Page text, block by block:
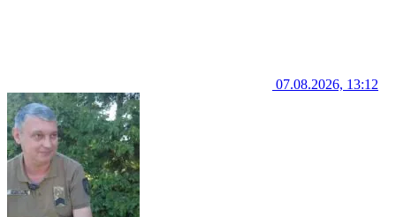
07.08.2026, 13:12